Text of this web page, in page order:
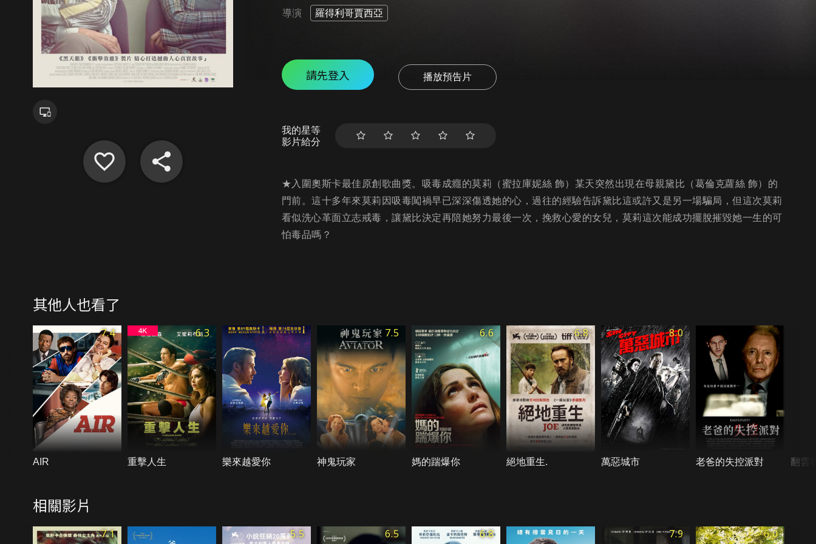
導演 羅得利哥賈西亞
請先登入 播放預告片
我的星等
影片給分
★入圍奧斯卡最佳原創歌曲獎。吸毒成癮的莫莉（蜜拉庫妮絲 飾）某天突然出現在母親黛比（葛倫克蘿絲 飾）的
門前。這十多年來莫莉因吸毒闖禍早已深深傷透她的心，過往的經驗告訴黛比這或許又是另一場騙局，但這次莫莉
看似洗心革面立志戒毒，讓黛比決定再陪她努力最後一次，挽救心愛的女兒，莫莉這次能成功擺脫摧毀她一生的可
怕毒品嗎？
其他人也看了
7.4
AIR
6.3
重擊人生 樂來越愛你
7.5
神鬼玩家
6.6
媽的踹爆你
6.8
絕地重生.
8.0
萬惡城市 老爸的失控派對 翻雲
相關影片
7.1 5.5 6.5 6.8 7.9 6.0